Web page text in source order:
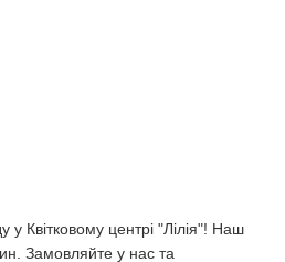
у Квітковому центрі "Лілія"! Наш
Замовляйте у нас та